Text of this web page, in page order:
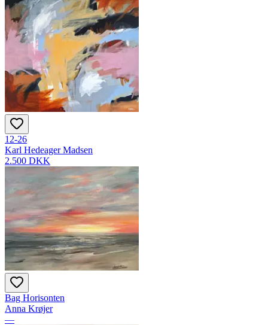
12-26
Karl Hedeager Madsen
2.500 DKK
Bag Horisonten
Anna Krøjer
—